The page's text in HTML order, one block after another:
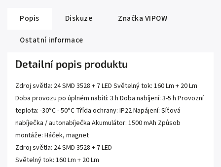
Popis Diskuze Značka VIPOW
Ostatní informace
Detailní popis produktu
Zdroj světla: 24 SMD 3528 + 7 LED Světelný tok: 160 Lm + 20 Lm
Doba provozu po úplném nabití: 3 h Doba nabíjení: 3-5 h Provozní
teplota: -30°C - 50°C Třída ochrany: IP22 Napájení: Síťová
nabíječka / autonabíječka Akumulátor: 1500 mAh Způsob
montáže: Háček, magnet
Zdroj světla: 24 SMD 3528 + 7 LED
Světelný tok: 160 Lm + 20 Lm